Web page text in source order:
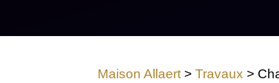
Maison Allaert > Travaux >